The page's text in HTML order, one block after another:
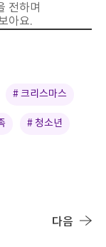
전하며
아요.
# 크리스마스
# 청소년
다음